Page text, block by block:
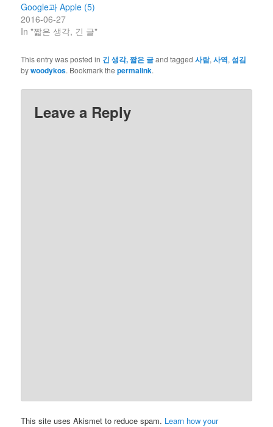
Google과 Apple (5)
2016-06-27
In "짧은 생각, 긴 글"
This entry was posted in 긴 생각, 짧은 글and tagged사람,사역,섬김
bywoodykos. Bookmark thepermalink.
Leave a Reply
This site uses Akismet to reduce spam. Learn how your